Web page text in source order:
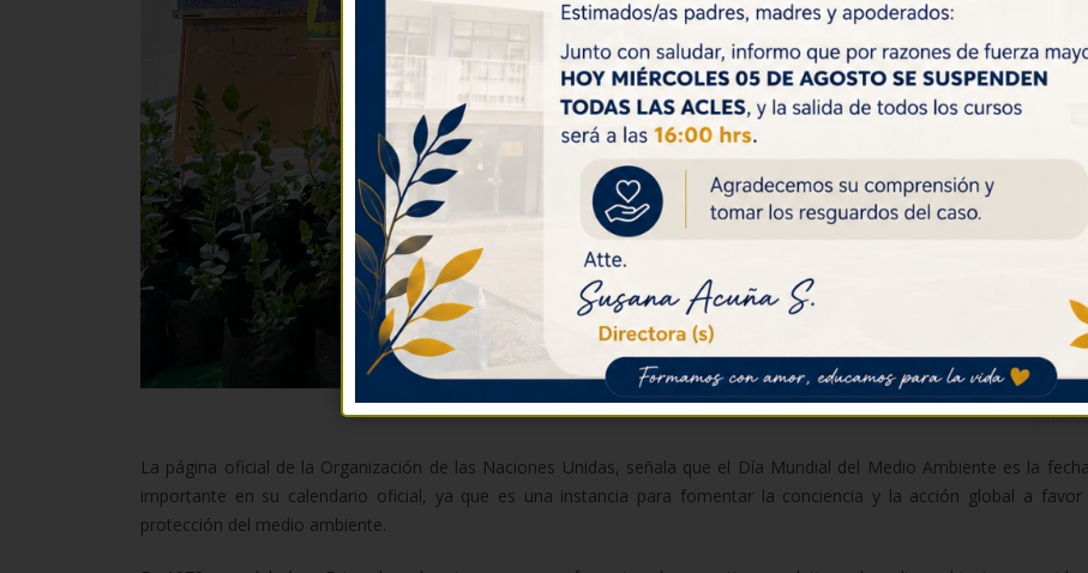
Junio
La página oficial de la Organización de las Naciones Unidas, señala que el Día Mundial del Medio Ambiente es la
importante en su calendario oficial, ya que es una instancia para fomentar la conciencia y la acción global a favor
protección del medio ambiente.